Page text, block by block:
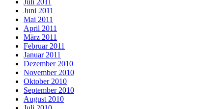
Juni 2011
Mai 2011
April 2011
März 2011
Februar 2011
Januar 2011
Dezember 2010
November 2010
Oktober 2010
September 2010
August 2010